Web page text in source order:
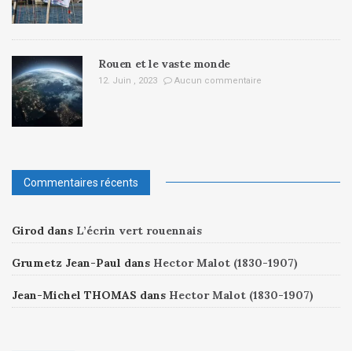
Rouen et le vaste monde
12. Juin , 2023 Aucun commentaire
Commentaires récents
Girod dans L’écrin vert rouennais
Grumetz Jean-Paul dans Hector Malot (1830-1907)
Jean-Michel THOMAS dans Hector Malot (1830-1907)